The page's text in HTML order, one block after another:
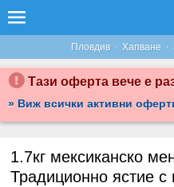
Пловдив · Хапване ·
Тази оферта вече е
» Виж всички активни
1.7кг мексиканско
Традиционно ястие